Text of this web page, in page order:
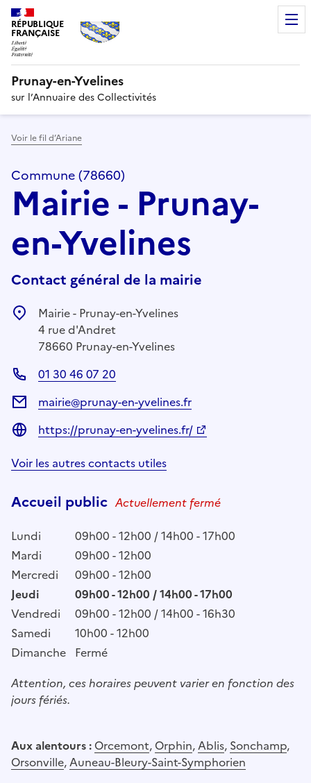
RÉPUBLIQUE
FRANÇAISE
Prunay-en-Yvelines
sur l’Annuaire des Collectivités
Voir le fil d’Ariane
Commune (78660)
Mairie - Prunay-
en-Yvelines
Contact général de la mairie
Mairie - Prunay-en-Yvelines
4 rue d'Andret
78660 Prunay-en-Yvelines
01 30 46 07 20
mairie@prunay-en-yvelines.fr
https://prunay-en-yvelines.fr/
Voir les autres contacts utiles
Accueil public Actuellement fermé
Lundi
09h00 - 12h00 / 14h00 - 17h00
Mardi
09h00 - 12h00
Mercredi
09h00 - 12h00
Jeudi
09h00 - 12h00 / 14h00 - 17h00
Vendredi
09h00 - 12h00 / 14h00 - 16h30
Samedi
10h00 - 12h00
Dimanche Fermé
Attention, ces horaires peuvent varier en fonction des
jours fériés.
Aux alentours : Orcemont, Orphin,Ablis, Sonchamp,
Orsonville,Auneau-Bleury-Saint-Symphorien